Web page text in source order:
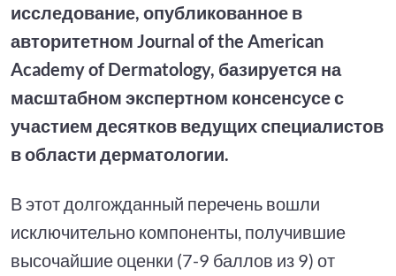
исследование, опубликованное в
авторитетном Journal of the American
Academy of Dermatology, базируется на
масштабном экспертном консенсусе с
участием десятков ведущих специалистов
в области дерматологии.
В этот долгожданный перечень вошли
исключительно компоненты, получившие
высочайшие оценки (7-9 баллов из 9) от